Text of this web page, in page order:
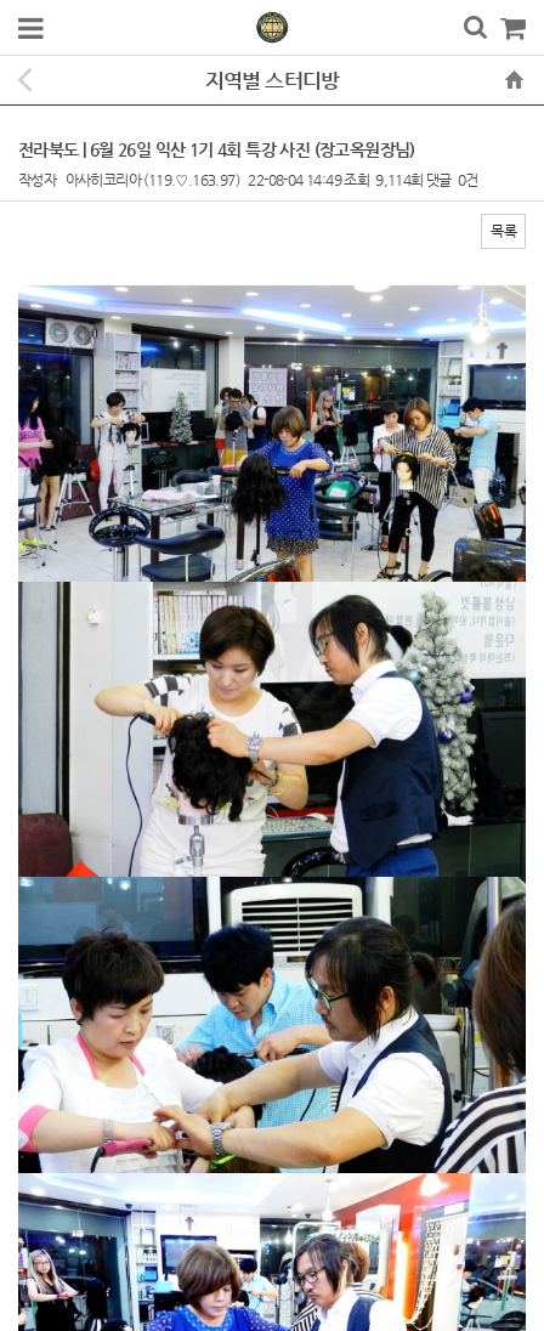
지역별 스터디방
전라북도 | 6월 26일 익산 1기 4회 특강 사진 (장고옥원장님)
작성자 아사히코리아(119.♡.163.97) 22-08-04 14:49조회 9,114회 댓글 0건
목록
본문